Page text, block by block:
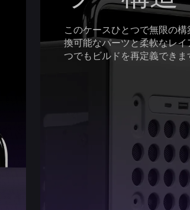
このケースひとつで無限の
換可能なパーツと柔軟なレイ
つでもビルドを再定義できま